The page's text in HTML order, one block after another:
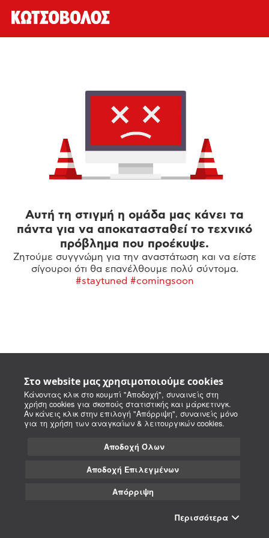
Στο website μας χρησιμοποιούμε cookies
Κάνοντας κλικ στο κουμπί "Αποδοχή", συναινείς στη
χρήση cookies για σκοπούς στατιστικής και μάρκετινγκ.
Αν κάνεις κλικ στην επιλογή "Απόρριψη", συναινείς μόνο
για τη χρήση των αναγκαίων & λειτουργικών cookies.
Αποδοχή Όλων
Αποδοχή Επιλεγμένων
Απόρριψη
Περισσότερα
Αυτή τη στιγμή η ομάδα μας κάνει τα
πάντα για να αποκατασταθεί το τεχνικό
πρόβλημα που προέκυψε.
Ζητούμε συγγνώμη για την αναστάτωση και να είστε
σίγουροι ότι θα επανέλθουμε πολύ σύντομα.
#staytuned #comingsoon